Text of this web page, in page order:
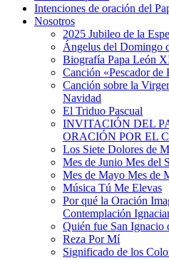
Intenciones de oración del
Nosotros
2025 Jubileo de la
Ángelus del Domingo
Biografía Papa León
Canción «Pescador de
Canción sobre la
Navidad
El Triduo Pascual
INVITACIÓN DEL
ORACIÓN POR EL
Los Siete Dolores de
Mes de Junio Mes del
Mes de Mayo Mes de
Música Tú Me Elevas
Por qué la Oración
Contemplación
Quién fue San Ignacio
Reza Por Mí
Significado de los